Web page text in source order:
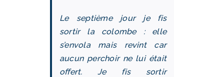
Le septième jour je fis
sortir la colombe : elle
s’envola mais revint car
aucun perchoir ne lui était
offert. Je fis sortir